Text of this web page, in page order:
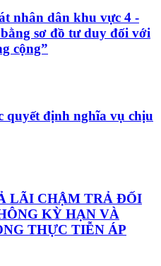
nhân dân khu vực 4 -
sơ đồ tư duy đối với
cộng”
quyết định nghĩa vụ chịu
LÃI CHẬM TRẢ ĐỐI
KỲ HẠN VÀ
THỰC TIỄN ÁP